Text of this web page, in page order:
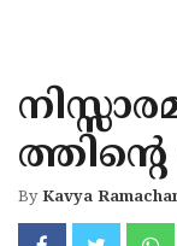
KANNUR
KASARAGOD
ByKavya